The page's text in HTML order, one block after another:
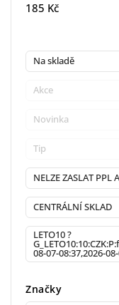
185 Kč
Na skladě
Akce
Novinka
Tip
NELZE ZASLAT PPL
CENTRÁLNÍ SKLAD
LETO10 ?
08-07-08:37,2026-
Značky